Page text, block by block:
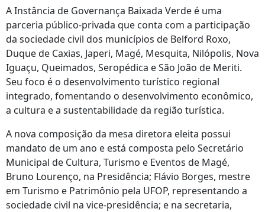
A Instância de Governança Baixada Verde é uma
parceria público-privada que conta com a participação
da sociedade civil dos municípios de Belford Roxo,
Duque de Caxias, Japeri, Magé, Mesquita, Nilópolis, Nova
Iguaçu, Queimados, Seropédica e São João de Meriti.
Seu foco é o desenvolvimento turístico regional
integrado, fomentando o desenvolvimento econômico,
a cultura e a sustentabilidade da região turística.
A nova composição da mesa diretora eleita possui
mandato de um ano e está composta pelo Secretário
Municipal de Cultura, Turismo e Eventos de Magé,
Bruno Lourenço, na Presidência; Flávio Borges, mestre
em Turismo e Patrimônio pela UFOP, representando a
sociedade civil na vice-presidência; e na secretaria,